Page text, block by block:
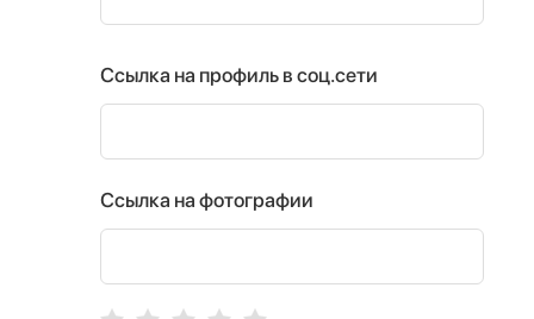
Ссылка на профиль в соц.сети
Ссылка на фотографии